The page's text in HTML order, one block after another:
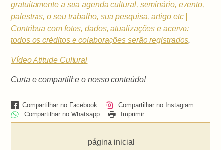
gratuitamente a sua agenda cultural, seminário, evento,
palestras, o seu trabalho, sua pesquisa, artigo etc |
Contribua com fotos, dados, atualizações e acervo:
todos os créditos e colaborações serão registrados.
Vídeo Atitude Cultural
Curta e compartilhe o nosso conteúdo!
Compartilhar no Facebook
Compartilhar no Instagram
Compartilhar no Whatsapp
Imprimir
página inicial